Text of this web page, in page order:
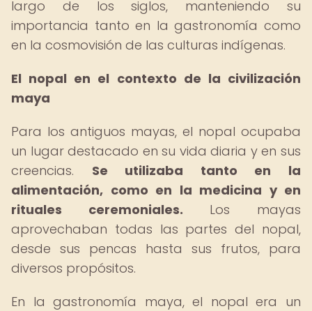
largo de los siglos, manteniendo su
importancia tanto en la gastronomía como
en la cosmovisión de las culturas indígenas.
El nopal en el contexto de la civilización
maya
Para los antiguos mayas, el nopal ocupaba
un lugar destacado en su vida diaria y en sus
creencias. Se utilizaba tanto en la
alimentación, como en la medicina y en
rituales ceremoniales. Los mayas
aprovechaban todas las partes del nopal,
desde sus pencas hasta sus frutos, para
diversos propósitos.
En la gastronomía maya, el nopal era un